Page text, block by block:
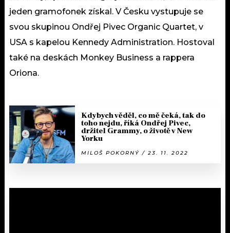
jeden gramofonek získal. V Česku vystupuje se
svou skupinou Ondřej Pivec Organic Quartet, v
USA s kapelou Kennedy Administration. Hostoval
také na deskách Monkey Business a rappera
Oriona.
Kdybych věděl, co mě čeká, tak do
toho nejdu, říká Ondřej Pivec,
držitel Grammy, o životě v New
Yorku
MILOŠ POKORNÝ / 23. 11. 2022